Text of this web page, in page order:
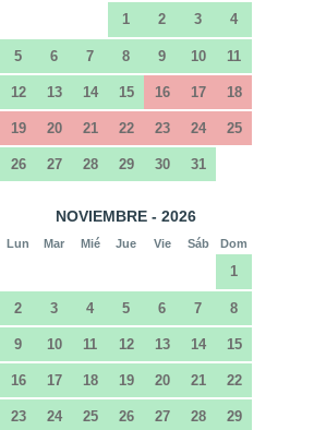
1 2 3 4
5 6 7 8 9 10 11
12 13 14 15 16 17 18
19 20 21 22 23 24 25
26 27 28 29 30 31
NOVIEMBRE - 2026
Lun Mar Mié Jue Vie Sáb Dom
1
2 3 4 5 6 7 8
9 10 11 12 13 14 15
16 17 18 19 20 21 22
23 24 25 26 27 28 29